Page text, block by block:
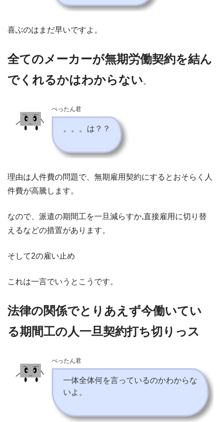
喜ぶのはまだ早いですよ。
全てのメーカーが無期労働契約を結ん
でくれるかはわからない。
ぺったん君
。。。は？？
理由は人件費の問題で、無期雇用契約にするとおそらく人
件費が高騰します。
なので、派遣の期間工を一旦減らすか,直接雇用に切り替
えるなどの措置があります。
そして2の雇い止め
これは一言でいうとこうです。
法律の関係でとりあえず今働いてい
る期間工の人一旦契約打ち切りっス
ぺったん君
一体全体何を言っているのかわからな
いよ。